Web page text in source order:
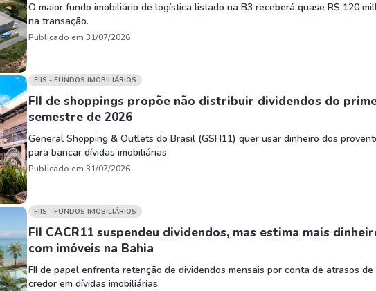
O maior fundo imobiliário de logística listado na B3 receberá quase R$ 120
na transação.
Publicado em 31/07/2026
FIIS - FUNDOS IMOBILIÁRIOS
FII de shoppings propõe não distribuir dividendos do
semestre de 2026
General Shopping & Outlets do Brasil (GSFI11) quer usar dinheiro dos
para bancar dívidas imobiliárias
Publicado em 31/07/2026
FIIS - FUNDOS IMOBILIÁRIOS
FII CACR11 suspendeu dividendos, mas estima mais
com imóveis na Bahia
FII de papel enfrenta retenção de dividendos mensais por conta de atrasos de
credor em dívidas imobiliárias.